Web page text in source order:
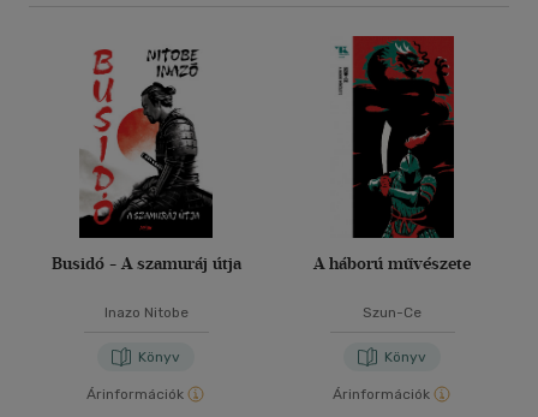
Busidó - A szamuráj útja
Inazo Nitobe
Könyv
Árinformációk
A háború művészete
Szun-Ce
Könyv
Árinformációk